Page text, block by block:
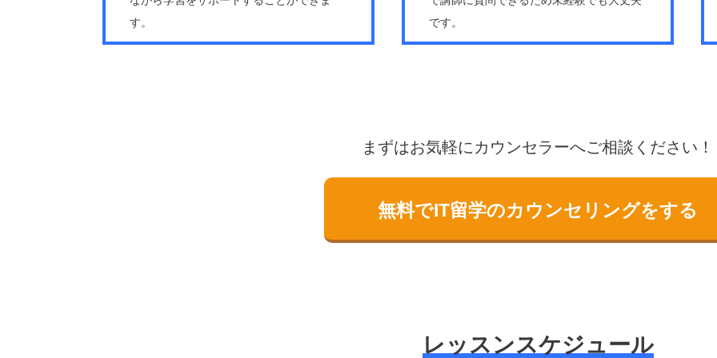
す。
です。
まずはお気軽にカウンセラーへご相談ください！
無料でIT留学のカウンセリングをする
レッスンスケジュール